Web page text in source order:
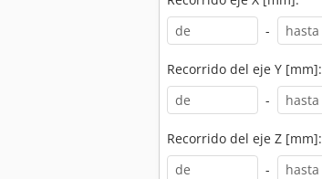
-
Recorrido del eje Y [mm]:
-
Recorrido del eje Z [mm]:
-